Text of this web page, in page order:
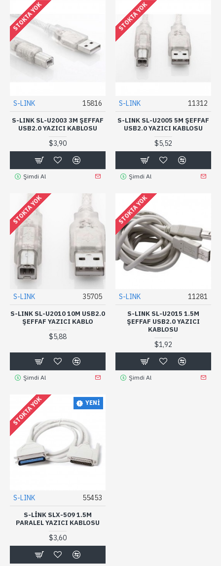
STOKTA YOK
S-LINK 15816
S-LINK SL-U2003 3M ŞEFFAF
USB2.0 YAZICI KABLOSU
$3,90
Şimdi Al
STOKTA YOK
S-LINK 11312
S-LINK SL-U2005 5M ŞEFFAF
USB2.0 YAZICI KABLOSU
$5,52
Şimdi Al
STOKTA YOK
S-LINK 35705
S-LINK SL-U2010 10M USB2.0
ŞEFFAF YAZICI KABLO
$5,88
Şimdi Al
STOKTA YOK
S-LINK 11281
S-LINK SL-U2015 1.5M
ŞEFFAF USB2.0 YAZICI
KABLOSU
$1,92
Şimdi Al
YENI
STOKTA YOK
S-LINK 55453
S-LINK SLX-509 1.5M
PARALEL YAZICI KABLOSU
$3,60